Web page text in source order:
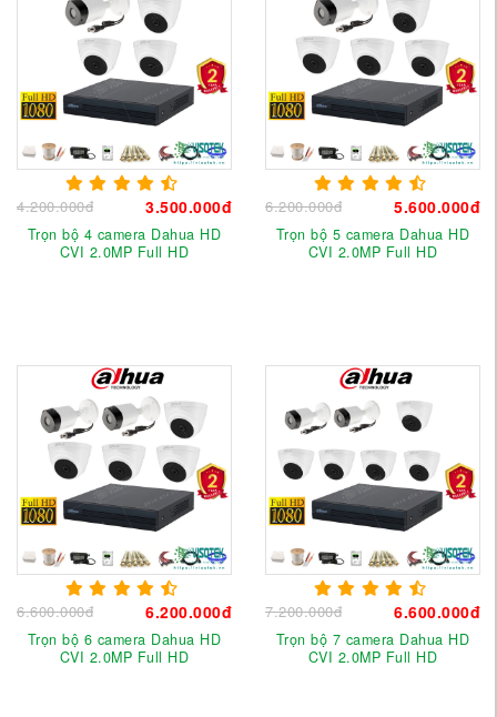
4.200.000đ 3.500.000đ
Trọn bộ 4 camera Dahua HD
CVI 2.0MP Full HD
6.200.000đ 5.600.000đ
Trọn bộ 5 camera Dahua HD
CVI 2.0MP Full HD
6.600.000đ 6.200.000đ
Trọn bộ 6 camera Dahua HD
CVI 2.0MP Full HD
7.200.000đ 6.600.000đ
Trọn bộ 7 camera Dahua HD
CVI 2.0MP Full HD